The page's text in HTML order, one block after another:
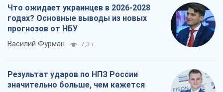
Что ожидает украинцев в 2026-2028
годах? Основные выводы из новых
прогнозов от НБУ
Василий Фурман 7,3 т.
Результат ударов по НПЗ России
значительно больше, чем кажется